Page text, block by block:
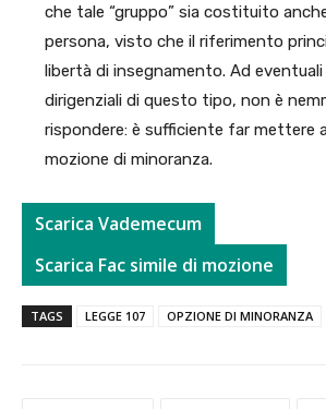
che tale “gruppo” sia costituito
persona, visto che il riferimento
libertà di insegnamento. Ad
dirigenziali di questo tipo, non è
rispondere: è sufficiente far mettere
mozione di minoranza.
Scarica Vademecum
Scarica Fac simile di mozione
TAGS LEGGE 107 OPZIONE DI MINORANZA